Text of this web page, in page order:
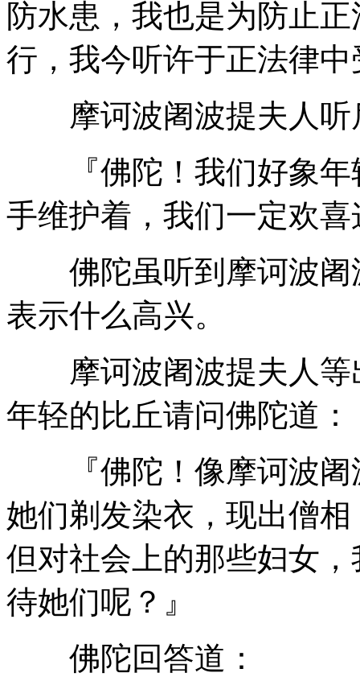
防水患，我也是为防止
行，我今听许于正法律
摩诃波阇波提夫人听
『佛陀！我们好象年
手维护着，我们一定欢
佛陀虽听到摩诃波阇
表示什么高兴。
摩诃波阇波提夫人等
年轻的比丘请问佛陀道：
『佛陀！像摩诃波阇
她们剃发染衣，现出僧
但对社会上的那些妇女
待她们呢？』
佛陀回答道：